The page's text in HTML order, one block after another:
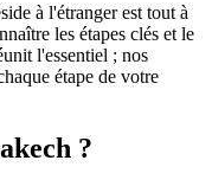
à l'étranger est tout à
les étapes clés et le
l'essentiel ; nos
étape de votre
?